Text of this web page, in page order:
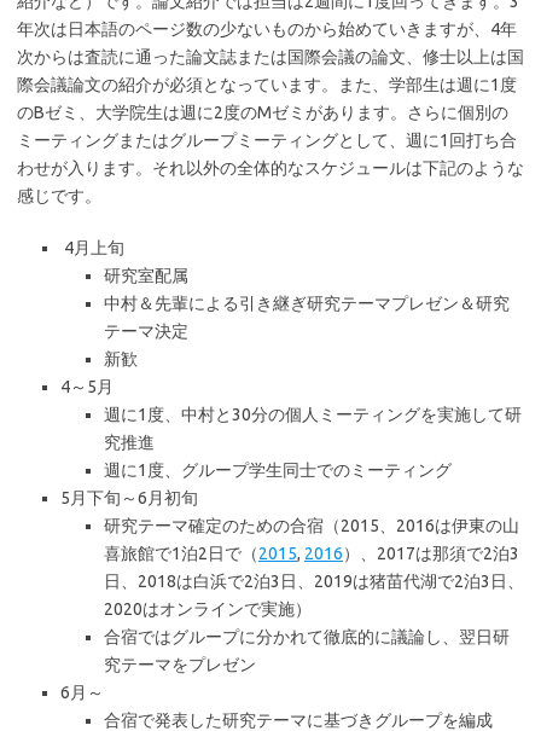
年次は日本語のページ数の少ないものから始めていきますが、4年
次からは査読に通った論文誌または国際会議の論文、修士以上は国
際会議論文の紹介が必須となっています。また、学部生は週に1度
のBゼミ、大学院生は週に2度のMゼミがあります。さらに個別の
ミーティングまたはグループミーティングとして、週に1回打ち合
わせが入ります。それ以外の全体的なスケジュールは下記のような
感じです。
4月上旬
研究室配属
中村＆先輩による引き継ぎ研究テーマプレゼン＆研究
テーマ決定
新歓
4～5月
週に1度、中村と30分の個人ミーティングを実施して研
究推進
週に1度、グループ学生同士でのミーティング
5月下旬～6月初旬
研究テーマ確定のための合宿（2015、2016は伊東の山
喜旅館で1泊2日で（2015, 2016）、2017は那須で2泊3
日、2018は白浜で2泊3日、2019は猪苗代湖で2泊3日、
2020はオンラインで実施）
合宿ではグループに分かれて徹底的に議論し、翌日研
究テーマをプレゼン
6月～
合宿で発表した研究テーマに基づきグループを編成